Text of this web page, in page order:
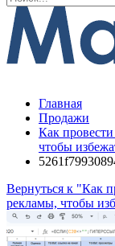
Главная
Продажи
Как
чтобы
Вернуться к "Как
рекламы, чтобы